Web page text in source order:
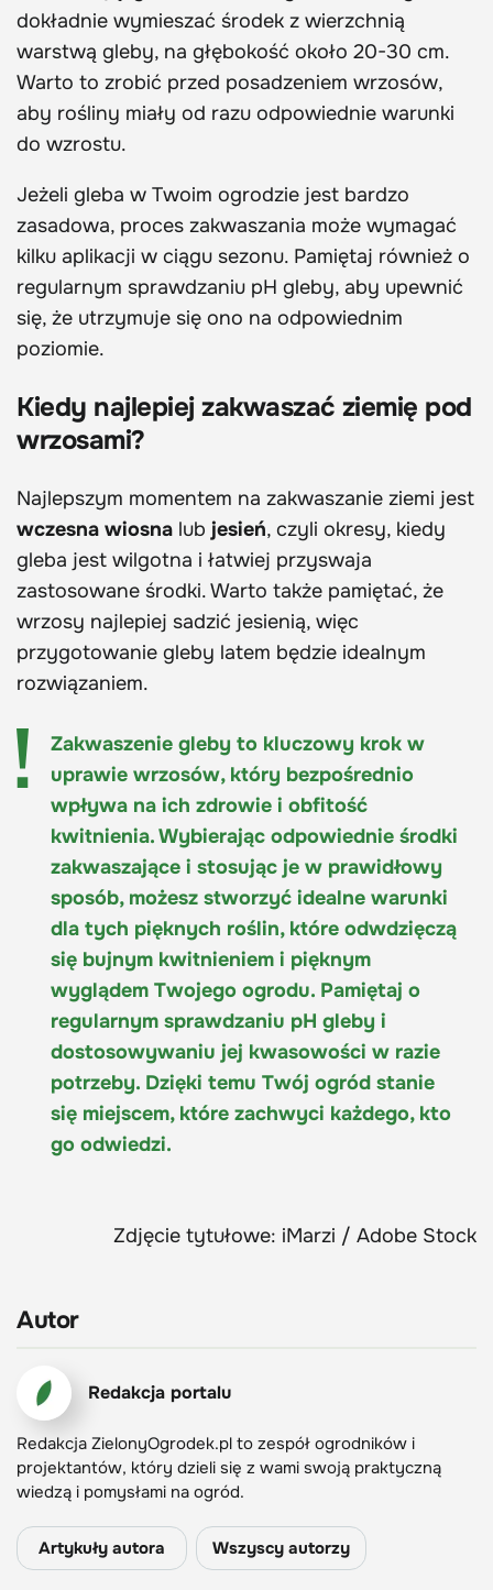
dokładnie wymieszać środek z wierzchnią
warstwą gleby, na głębokość około 20-30 cm.
Warto to zrobić przed posadzeniem wrzosów,
aby rośliny miały od razu odpowiednie warunki
do wzrostu.
Jeżeli gleba w Twoim ogrodzie jest bardzo
zasadowa, proces zakwaszania może wymagać
kilku aplikacji w ciągu sezonu. Pamiętaj również o
regularnym sprawdzaniu pH gleby, aby upewnić
się, że utrzymuje się ono na odpowiednim
poziomie.
Kiedy najlepiej zakwaszać ziemię pod
wrzosami?
Najlepszym momentem na zakwaszanie ziemi jest
wczesna wiosna lub jesień, czyli okresy, kiedy
gleba jest wilgotna i łatwiej przyswaja
zastosowane środki. Warto także pamiętać, że
wrzosy najlepiej sadzić jesienią, więc
przygotowanie gleby latem będzie idealnym
rozwiązaniem.
Zakwaszenie gleby to kluczowy krok w
uprawie wrzosów, który bezpośrednio
wpływa na ich zdrowie i obfitość
kwitnienia. Wybierając odpowiednie środki
zakwaszające i stosując je w prawidłowy
sposób, możesz stworzyć idealne warunki
dla tych pięknych roślin, które odwdzięczą
się bujnym kwitnieniem i pięknym
wyglądem Twojego ogrodu. Pamiętaj o
regularnym sprawdzaniu pH gleby i
dostosowywaniu jej kwasowości w razie
potrzeby. Dzięki temu Twój ogród stanie
się miejscem, które zachwyci każdego, kto
go odwiedzi.
Zdjęcie tytułowe: iMarzi / Adobe Stock
Autor
Redakcja portalu
Redakcja ZielonyOgrodek.pl to zespół ogrodników i
projektantów, który dzieli się z wami swoją praktyczną
wiedzą i pomysłami na ogród.
Artykuły autora Wszyscy autorzy